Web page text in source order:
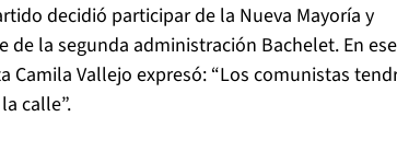
decidió participar de la Nueva Mayoría y
la segunda administración Bachelet. En ese
Camila Vallejo expresó: “Los comunistas
calle”.